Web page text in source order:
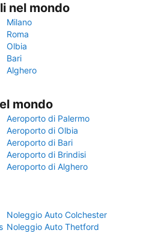
nel mondo
Milano
Roma
Olbia
Bari
Alghero
mondo
Aeroporto di Palermo
Aeroporto di Olbia
Aeroporto di Bari
Aeroporto di Brindisi
Aeroporto di Alghero
Noleggio Auto Colchester
Noleggio Auto Thetford